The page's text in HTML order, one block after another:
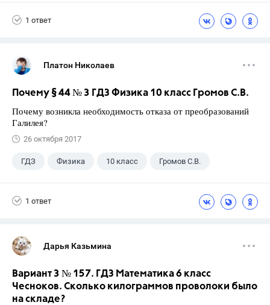
1 ответ
Платон Николаев
Почему § 44 № 3 ГДЗ Физика 10 класс Громов С.В.
Почему возникла необходимость отказа от преобразований
Галилея?
26 октября 2017
ГДЗ Физика 10 класс Громов С.В.
1 ответ
Дарья Казьмина
Вариант 3 № 157. ГДЗ Математика 6 класс
Чесноков. Сколько килограммов проволоки было
на складе?